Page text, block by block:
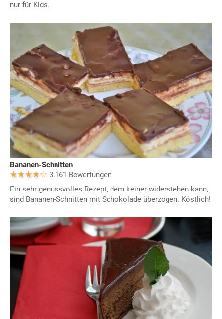
nur für Kids.
Bananen-Schnitten
3.161 Bewertungen
Ein sehr genussvolles Rezept, dem keiner widerstehen kann,
sind Bananen-Schnitten mit Schokolade überzogen. Köstlich!